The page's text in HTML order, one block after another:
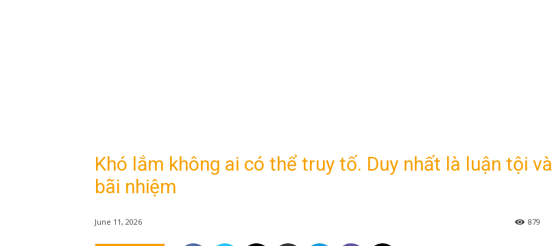
Khó lắm không ai có thể truy tố. Duy nhất là luận tội và
bãi nhiệm
June 11, 2026 879